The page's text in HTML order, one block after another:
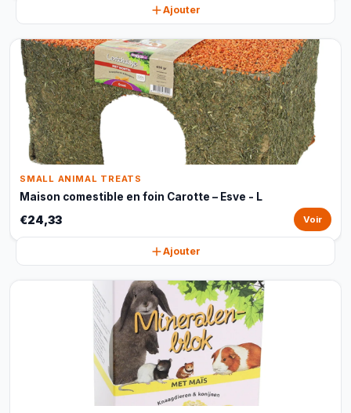
Ajouter
SMALL ANIMAL TREATS
Maison comestible en foin Carotte – Esve - L
€24,33 Voir
Ajouter